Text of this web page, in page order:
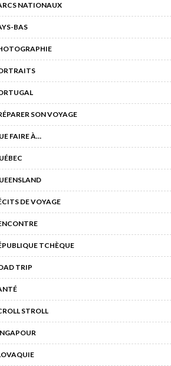
NATIONAUX
BAS
SON VOYAGE
FAIRE À…
DE VOYAGE
TCHÈQUE
TRIP
STROLL